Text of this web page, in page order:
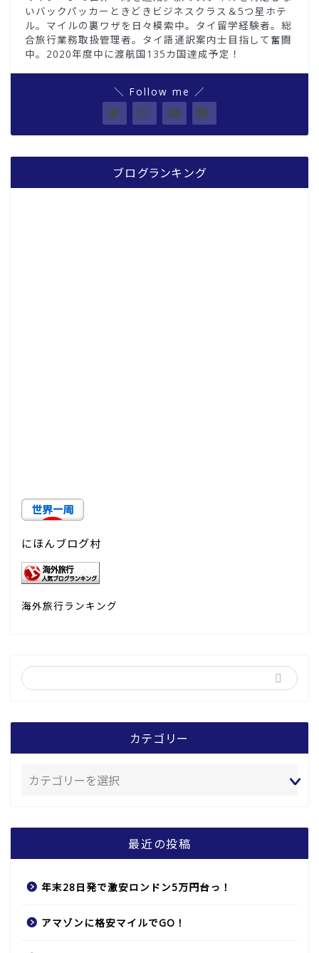
いバックパッカーときどきビジネスクラス＆5つ星ホテ
ル。マイルの裏ワザを日々模索中。タイ留学経験者。総
合旅行業務取扱管理者。タイ語通訳案内士目指して奮闘
中。2020年度中に渡航国135カ国達成予定！
＼ Follow me ／
ブログランキング
にほんブログ村
海外旅行ランキング
カテゴリー
最近の投稿
年末28日発で激安ロンドン5万円台っ！
アマゾンに格安マイルでGO！